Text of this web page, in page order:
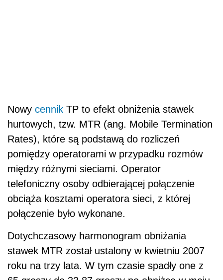
Nowy cennik TP to efekt obniżenia stawek
hurtowych, tzw. MTR (ang. Mobile Termination
Rates), które są podstawą do rozliczeń
pomiędzy operatorami w przypadku rozmów
między różnymi sieciami. Operator
telefoniczny osoby odbierającej połączenie
obciąża kosztami operatora sieci, z której
połączenie było wykonane.
Dotychczasowy harmonogram obniżania
stawek MTR został ustalony w kwietniu 2007
roku na trzy lata. W tym czasie spadły one z